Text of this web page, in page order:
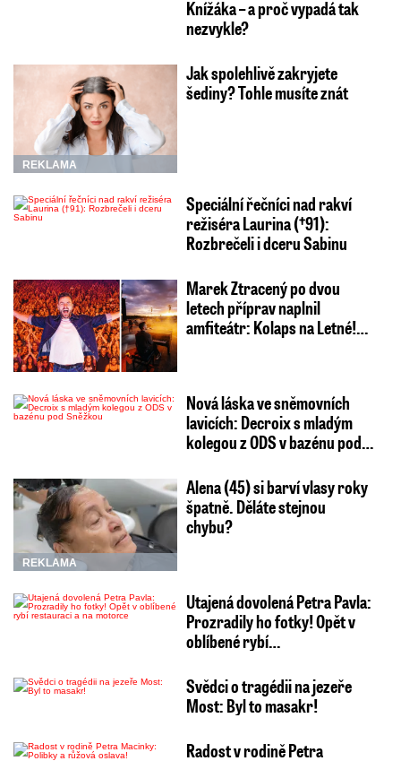
Knížáka – a proč vypadá tak
nezvykle?
REKLAMA
Jak spolehlivě zakryjete
šediny? Tohle musíte znát
Speciální řečníci nad rakví
režiséra Laurina (†91):
Rozbrečeli i dceru Sabinu
Marek Ztracený po dvou
letech příprav naplnil
amfiteátr: Kolaps na Letné!…
Nová láska ve sněmovních
lavicích: Decroix s mladým
kolegou z ODS v bazénu pod…
REKLAMA
Alena (45) si barví vlasy roky
špatně. Děláte stejnou
chybu?
Utajená dovolená Petra Pavla:
Prozradily ho fotky! Opět v
oblíbené rybí…
Svědci o tragédii na jezeře
Most: Byl to masakr!
Radost v rodině Petra